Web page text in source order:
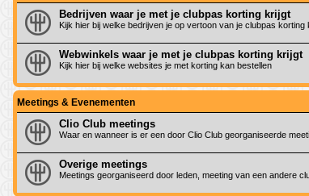
Bedrijven waar je met je clubpas korting krijgt
Kijk hier bij welke bedrijven je op vertoon van je clubpas korting
Webwinkels waar je met je clubpas korting krijgt
Kijk hier bij welke websites je met korting kan bestellen
Meetings & Evenementen
Clio Club meetings
Waar en wanneer is er een door Clio Club georganiseerde
Overige meetings
Meetings georganiseerd door leden, meeting van een andere